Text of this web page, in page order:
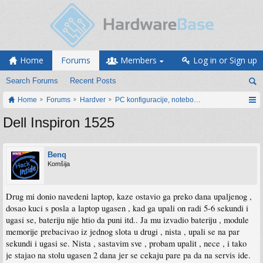
Home Forums
Search Forums Recent Posts
Members Log in or Sign up
Home Forums Hardver PC konfiguracije, notebook računari, servis
Dell Inspiron 1525
Benq
Komšija
Drug mi donio navedeni laptop, kaze ostavio ga preko dana upaljenog ,
dosao kuci s posla a laptop ugasen , kad ga upali on radi 5-6 sekundi i
ugasi se, bateriju nije htio da puni itd.. Ja mu izvadio bateriju , module
memorije prebacivao iz jednog slota u drugi , nista , upali se na par
sekundi i ugasi se. Nista , sastavim sve , probam upalit , nece , i tako
je stajao na stolu ugasen 2 dana jer se cekaju pare pa da na servis ide.